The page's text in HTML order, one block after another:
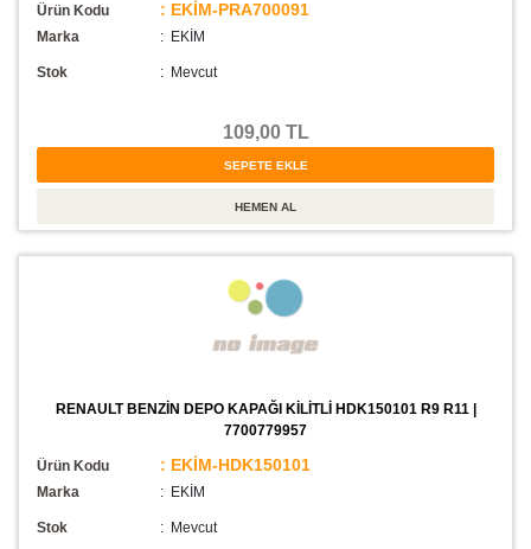
Ürün Kodu : EKİM-PRA700091
Marka : EKİM
Stok : Mevcut
109,00 TL
RENAULT BENZİN DEPO KAPAĞI KİLİTLİ HDK150101 R9 R11 |
7700779957
Ürün Kodu : EKİM-HDK150101
Marka : EKİM
Stok : Mevcut